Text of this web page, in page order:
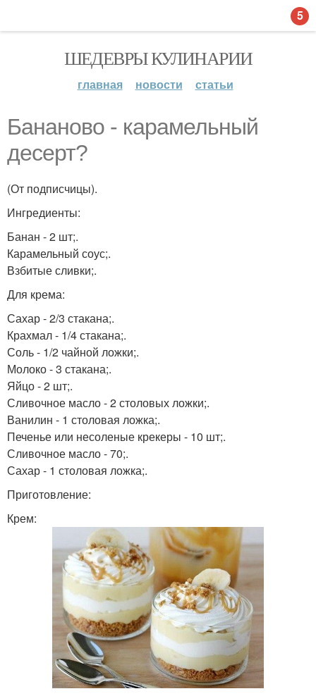
ШЕДЕВРЫ КУЛИНАРИИ
главная новости статьи
Бананово - карамельный
десерт?
(От подписчицы).
Ингредиенты:
Банан - 2 шт;.
Карамельный соус;.
Взбитые сливки;.
Для крема:
Сахар - 2/3 стакана;.
Крахмал - 1/4 стакана;.
Соль - 1/2 чайной ложки;.
Молоко - 3 стакана;.
Яйцо - 2 шт;.
Сливочное масло - 2 столовых ложки;.
Ванилин - 1 столовая ложка;.
Печенье или несоленые крекеры - 10 шт;.
Сливочное масло - 70;.
Сахар - 1 столовая ложка;.
Приготовление:
Крем:
5